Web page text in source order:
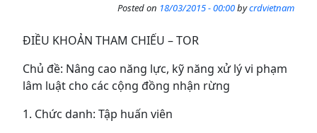
Posted on 18/03/2015 - 00:00bycrdvietnam
ĐIỀU KHOẢN THAM CHIẾU – TOR
Chủ đề: Nâng cao năng lực, kỹ năng xử lý vi phạm
lâm luật cho các cộng đồng nhận rừng
1. Chức danh: Tập huấn viên